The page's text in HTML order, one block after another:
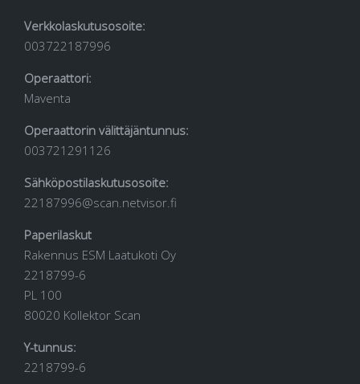
Verkkolaskutusosoite:
003722187996
Operaattori:
Maventa
Operaattorin välittäjäntunnus:
003721291126
Sähköpostilaskutusosoite:
22187996@scan.netvisor.fi
Paperilaskut
Rakennus ESM Laatukoti Oy
2218799-6
PL 100
80020 Kollektor Scan
Y-tunnus:
2218799-6